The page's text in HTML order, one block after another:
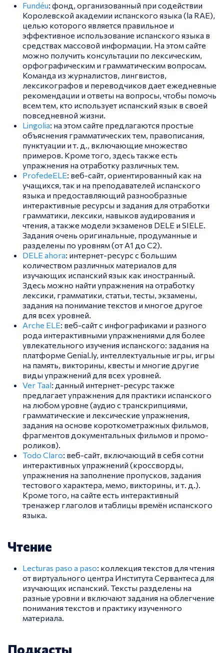
Fundéu: фонд, организованный при содействии
Королевской академии испанского языка (la RAE),
целью которого является правильное и
эффективное использование испанского языка в
средствах массовой информации. На этом сайте
можно получить консультации по лексическим,
орфографическим и грамматическим вопросам.
Команда из журналистов, лингвистов,
лексикографов и переводчиков дает ежедневные
рекомендации и ответы на вопросы, чтобы помочь
всем тем, кто использует испанский язык в своей
повседневной жизни.
Lingolia: на этом сайте предлагаются простые
объяснения грамматических тем, правописания,
пунктуации и т. д., включающие множество
примеров. Кроме того, здесь также есть
упражнения на отработку различных тем.
ProfedeELE: веб-сайт, ориентированный как на
учащихся, так и на преподавателей испанского
языка и предоставляющий разнообразные
интерактивные ресурсы и задания для отработки
грамматики, лексики, навыков аудирования и
чтения, а также модели экзаменов DELE и SIELE.
Задания очень оригинальные, продуманные и
разделены по уровням (от А1 до С2).
DELE ahora: интернет-ресурс с большим
количеством различных материалов для
изучающих испанский язык как иностранный.
Здесь можно найти упражнения на отработку
лексики, грамматики, статьи, тесты, экзамены,
задания на понимание текстов и многое другое
для всех уровней.
Arche ELE: веб-сайт с инфографиками и разного
рода интерактивными упражнениями для более
увлекательного изучения испанского: задания на
платформе Genial.ly, интеллектуальные игры, игры
на память, викторины, квесты и многие другие
виды упражнений для всех уровней.
Ver Taal: данный интернет-ресурс также
предлагает упражнения для практики испанского
на любом уровне (аудио с транскрипциями,
грамматические и лексические упражнения,
задания на основе короткометражных фильмов,
фрагментов документальных фильмов и промо-
роликов).
Todo Claro: веб-сайт, включающий в себя сотни
интерактивных упражнений (кроссворды,
упражнения на заполнение пропусков, задания
тестового характера, мемо, викторины, и т. д.).
Кроме того, на сайте есть интерактивный
тренажер глаголов и таблицы времён испанского
языка.
Чтение
Lecturas paso a paso: коллекция текстов для чтения
от виртуального центра Института Сервантеса для
изучающих испанский. Тексты разделены на
разные уровни и включают задания на облегчение
понимания текстов и практику изученного
материала.
Подкасты